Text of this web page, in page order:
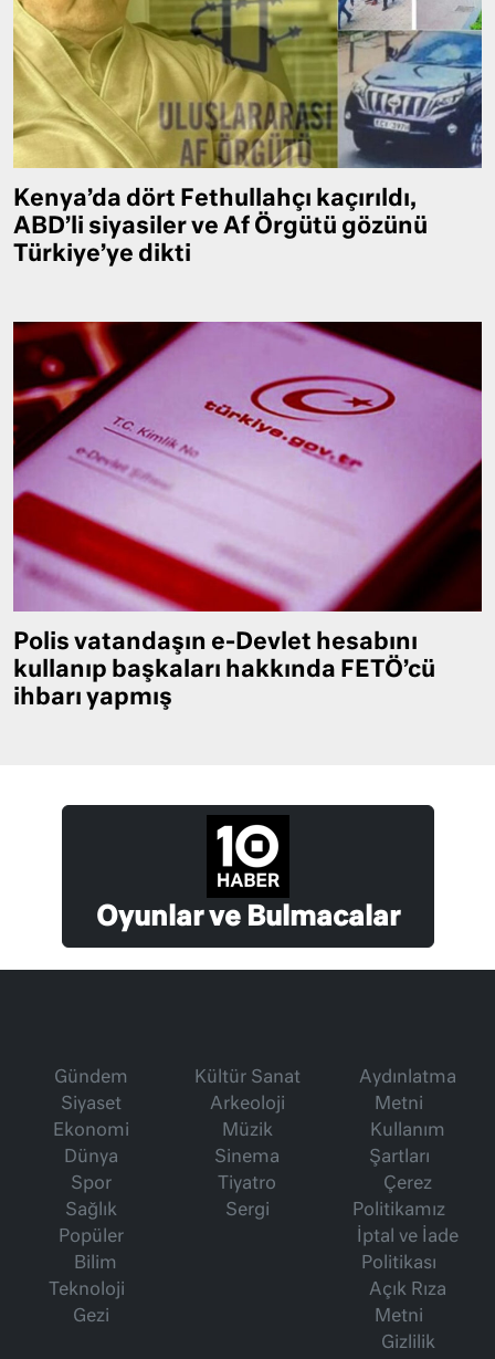
Kenya’da dört Fethullahçı kaçırıldı,
ABD’li siyasiler ve Af Örgütü gözünü
Türkiye’ye dikti
Polis vatandaşın e-Devlet hesabını
kullanıp başkaları hakkında FETÖ’cü
ihbarı yapmış
Oyunlar ve Bulmacalar
Gündem
Siyaset
Ekonomi
Dünya
Spor
Sağlık
Popüler
Bilim
Teknoloji
Gezi
Kültür Sanat
Arkeoloji
Müzik
Sinema
Tiyatro
Sergi
Aydınlatma
Metni
Kullanım
Şartları
Çerez
Politikamız
İptal ve İade
Politikası
Açık Rıza
Metni
Gizlilik